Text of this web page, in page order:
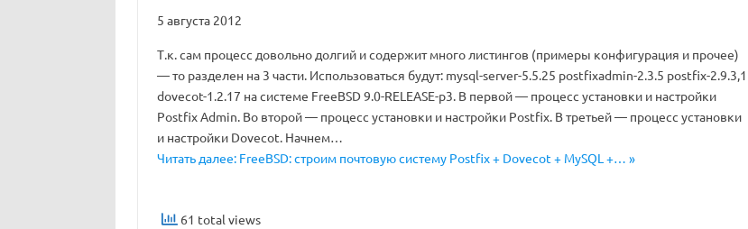
5 августа 2012
Т.к. сам процесс довольно долгий и содержит много листингов (примеры конфигурация и прочее)
— то разделен на 3 части. Использоваться будут: mysql-server-5.5.25 postfixadmin-2.3.5 postfix-2.9.3,1
dovecot-1.2.17 на системе FreeBSD 9.0-RELEASE-p3. В первой — процесс установки и настройки
Postfix Admin. Во второй — процесс установки и настройки Postfix. В третьей — процесс установки
и настройки Dovecot. Начнем…
Читать далее: FreeBSD: строим почтовую систему Postfix + Dovecot + MySQL +… »
61 total views